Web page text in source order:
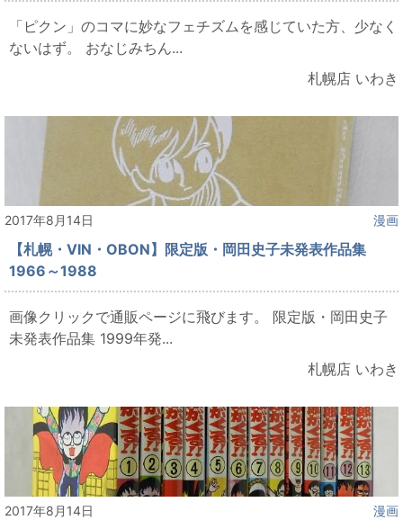
「ピクン」のコマに妙なフェチズムを感じていた方、少なく
ないはず。 おなじみちん...
札幌店 いわき
2017年8月14日 漫画
【札幌・VIN・OBON】限定版・岡田史子未発表作品集
1966～1988
画像クリックで通販ページに飛びます。 限定版・岡田史子
未発表作品集 1999年発...
札幌店 いわき
2017年8月14日 漫画